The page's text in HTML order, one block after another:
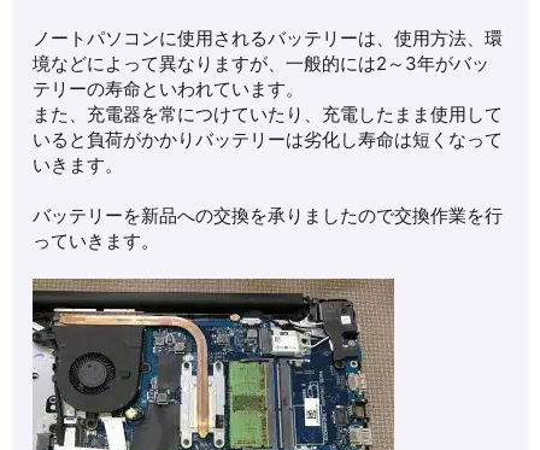
ノートパソコンに使用されるバッテリーは、使用方法、環
境などによって異なりますが、一般的には2～3年がバッ
テリーの寿命といわれています。
また、充電器を常につけていたり、充電したまま使用して
いると負荷がかかりバッテリーは劣化し寿命は短くなって
いきます。
バッテリーを新品への交換を承りましたので交換作業を行
っていきます。